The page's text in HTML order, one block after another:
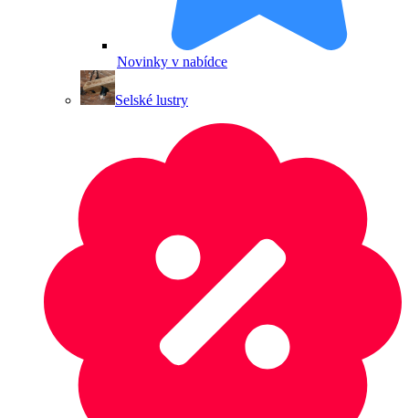
Novinky v nabídce
Selské lustry